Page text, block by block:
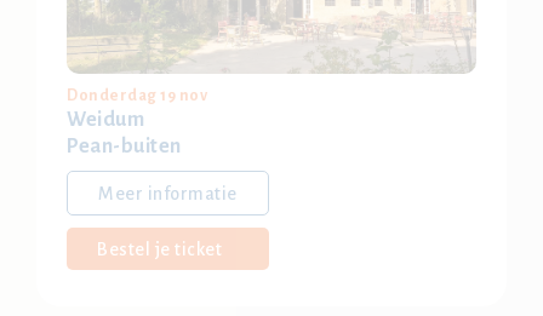
Donderdag 19 nov
Weidum
Pean-buiten
Meer informatie
Bestel je ticket